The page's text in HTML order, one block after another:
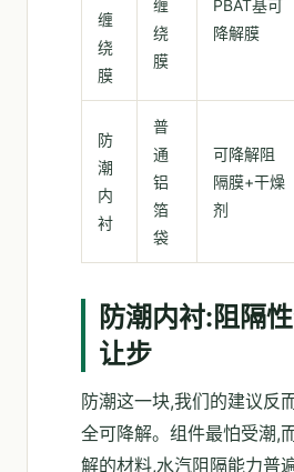
缠
绕
膜
缠
绕
膜
PBAT基可
降解膜
防
潮
内
衬
普
通
铝
箔
袋
可降解阻
隔膜+干燥
剂
防潮内衬:阻隔
让步
防潮这一块,我们的建议反
全可降解。组件最怕受潮,
解的材料,水汽阻隔能力普